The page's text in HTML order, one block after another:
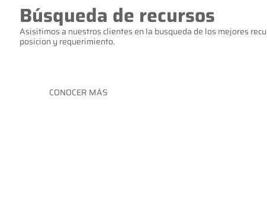
Búsqueda de recursos
Asisitimos a nuestros clientes en la busqueda de los mejores
posicion y requerimiento.
CONOCER MÁS